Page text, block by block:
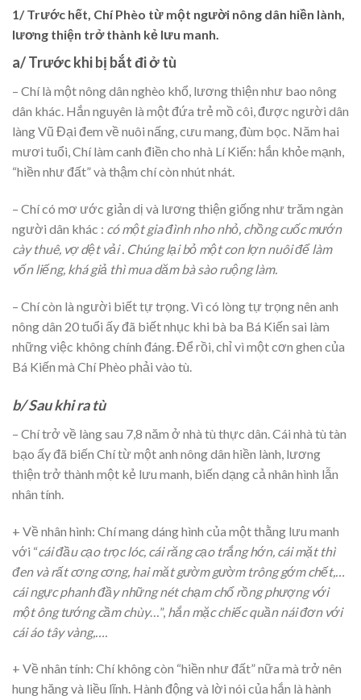
1/ Trước hết, Chí Phèo từ một người nông dân hiền lành,
lương thiện trở thành kẻ lưu manh.
a/ Trước khi bị bắt đi ở tù
– Chí là một nông dân nghèo khổ, lương thiện như bao nông
dân khác. Hắn nguyên là một đứa trẻ mồ côi, được người dân
làng Vũ Đại đem về nuôi nấng, cưu mang, đùm bọc. Năm hai
mươi tuổi, Chí làm canh điền cho nhà Lí Kiến: hắn khỏe mạnh,
“hiền như đất” và thậm chí còn nhút nhát.
– Chí có mơ ước giản dị và lương thiện giống như trăm ngàn
người dân khác : có một gia đình nho nhỏ, chồng cuốc mướn
cày thuê, vợ dệt vải . Chúng lại bỏ một con lợn nuôi để làm
vốn liếng, khá giả thì mua dăm bà sào ruộng làm.
– Chí còn là người biết tự trọng. Vì có lòng tự trọng nên anh
nông dân 20 tuổi ấy đã biết nhục khi bà ba Bá Kiến sai làm
những việc không chính đáng. Để rồi, chỉ vì một cơn ghen của
Bá Kiến mà Chí Phèo phải vào tù.
b/ Sau khi ra tù
– Chí trở về làng sau 7,8 năm ở nhà tù thực dân. Cái nhà tù tàn
bạo ấy đã biến Chí từ một anh nông dân hiền lành, lương
thiện trở thành một kẻ lưu manh, biến dạng cả nhân hình lẫn
nhân tính.
+ Về nhân hình: Chí mang dáng hình của một thằng lưu manh
với “cái đầu cạo trọc lóc, cái răng cạo trắng hớn, cái mặt thì
đen và rất cơng cơng, hai măt gườm gườm trông gớm chết,…
cái ngực phanh đầy những nét chạm chổ rồng phượng với
một ông tướng cầm chùy…”, hắn mặc chiếc quần nái đơn với
cái áo tây vàng,….
+ Về nhân tính: Chí không còn “hiền như đất” nữa mà trở nên
hung hăng và liều lĩnh. Hành động và lời nói của hắn là hành